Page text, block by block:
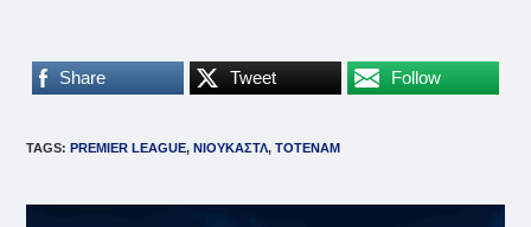
Share Tweet Follow
TAGS:PREMIER LEAGUE, ΝΙΟΥΚΑΣΤΛ, ΤΟΤΕΝΑΜ